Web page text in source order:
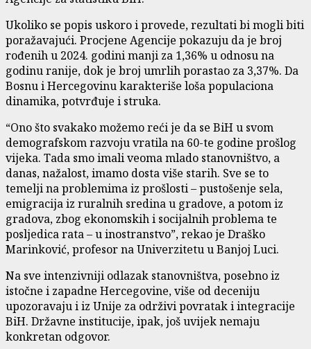
Ukoliko se popis uskoro i provede, rezultati bi mogli biti
poražavajući. Procjene Agencije pokazuju da je broj
rođenih u 2024. godini manji za 1,36% u odnosu na
godinu ranije, dok je broj umrlih porastao za 3,37%. Da
Bosnu i Hercegovinu karakteriše loša populaciona
dinamika, potvrđuje i struka.
“Ono što svakako možemo reći je da se BiH u svom
demografskom razvoju vratila na 60-te godine prošlog
vijeka. Tada smo imali veoma mlado stanovništvo, a
danas, nažalost, imamo dosta više starih. Sve se to
temelji na problemima iz prošlosti – pustošenje sela,
emigracija iz ruralnih sredina u gradove, a potom iz
gradova, zbog ekonomskih i socijalnih problema te
posljedica rata – u inostranstvo”, rekao je Draško
Marinković, profesor na Univerzitetu u Banjoj Luci.
Na sve intenzivniji odlazak stanovništva, posebno iz
istočne i zapadne Hercegovine, više od deceniju
upozoravaju i iz Unije za održivi povratak i integracije
BiH. Državne institucije, ipak, još uvijek nemaju
konkretan odgovor.